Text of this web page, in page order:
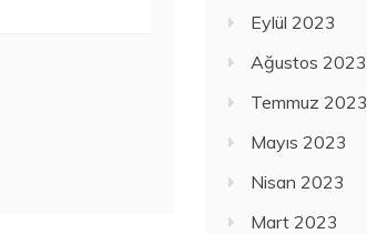
Eylül 2023
Ağustos 2023
Temmuz 2023
Mayıs 2023
Nisan 2023
Mart 2023